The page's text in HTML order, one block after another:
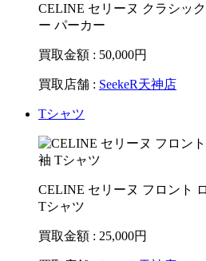
CELINE セリーヌ クラシッ
ー パーカー
買取金額 : 50,000円
買取店舗 : SeekeR天神店
Tシャツ
CELINE セリーヌ フロント
Tシャツ
買取金額 : 25,000円